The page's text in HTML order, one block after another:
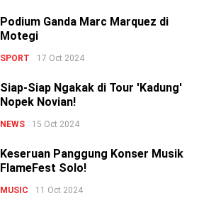
Podium Ganda Marc Marquez di
Motegi
SPORT 17 Oct 2024
Siap-Siap Ngakak di Tour 'Kadung'
Nopek Novian!
NEWS 15 Oct 2024
Keseruan Panggung Konser Musik
FlameFest Solo!
MUSIC 11 Oct 2024